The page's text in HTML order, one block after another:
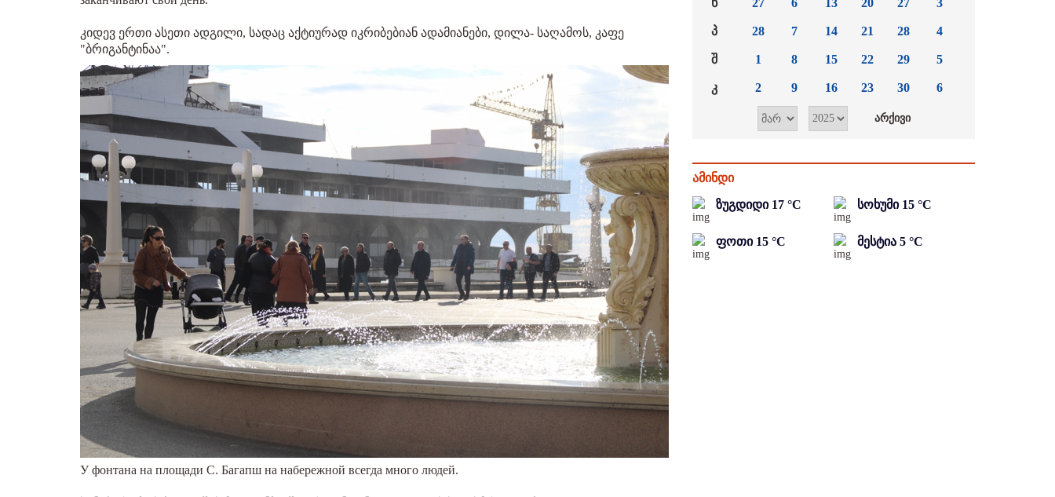
კიდევ ერთი ასეთი ადგილი, სადაც აქტიურად იკრიბებიან ადამიანები, დილა- საღამოს, კაფე
"ბრიგანტინაა".
У фонтана на площади С. Багапш на набережной всегда много людей.
ხ
პ
შ
კ
27
28
1
2
6
7
8
9
13
14
15
16
20
21
22
23
27
28
29
30
3
4
5
6
ამინდი
ზუგდიდი 17 °C სოხუმი 15 °C
ფოთი 15 °C მესტია 5 °C